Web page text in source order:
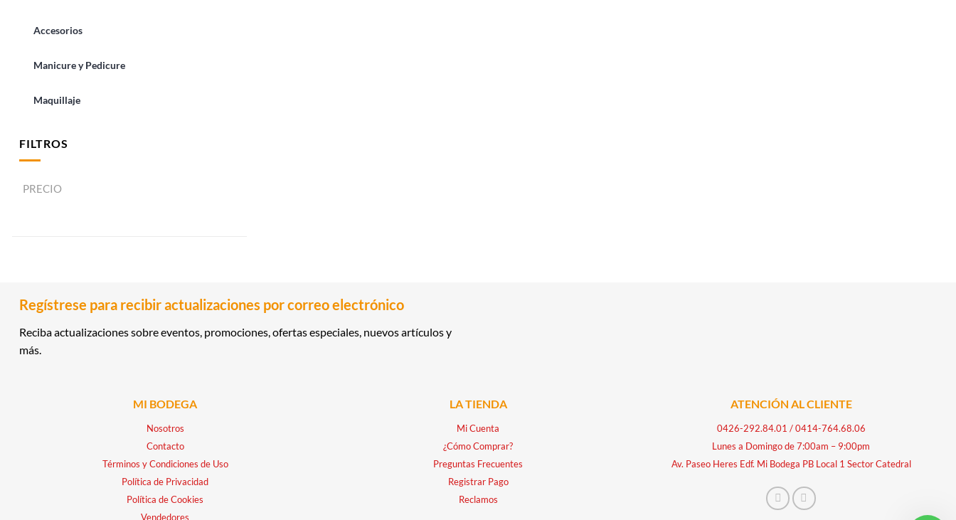
Accesorios
Manicure y Pedicure
Maquillaje
FILTROS
PRECIO
Regístrese para recibir actualizaciones por correo electrónico
Reciba actualizaciones sobre eventos, promociones, ofertas especiales, nuevos artículos y
más.
MI BODEGA
Nosotros
Contacto
Términos y Condiciones de Uso
Política de Privacidad
Política de Cookies
Vendedores
LA TIENDA
Mi Cuenta
¿Cómo Comprar?
Preguntas Frecuentes
Registrar Pago
Reclamos
ATENCIÓN AL CLIENTE
0426-292.84.01 /0414-764.68.06
Lunes a Domingo de 7:00am – 9:00pm
Av. Paseo Heres Edf. Mi Bodega PB Local 1 Sector Catedral